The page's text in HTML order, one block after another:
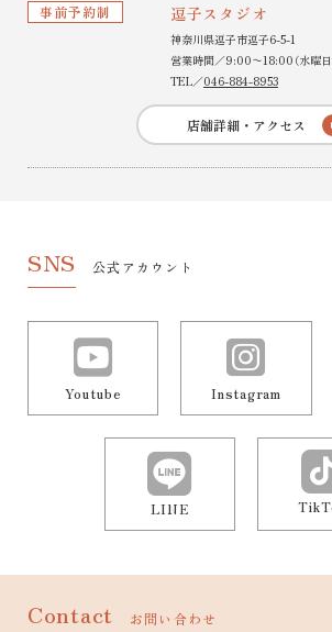
事前予約制 逗子スタジオ
神奈川県逗子市逗子6-5-1
営業時間／9:00〜18:00（水曜日
TEL／046-884-8953
店舗詳細・アクセス
SNS 公式アカウント
Youtube Instagram
LINE
Contact お問い合わせ